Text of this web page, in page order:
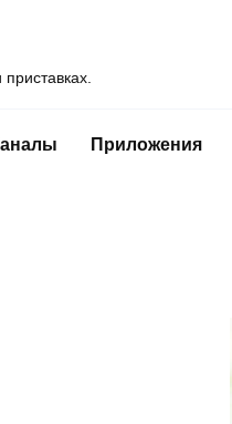
Приложения